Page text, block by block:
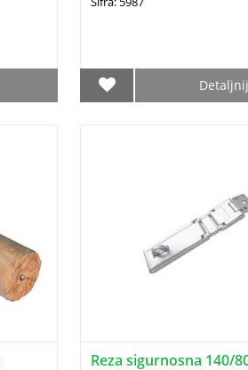
Reza sigurnosna 140/